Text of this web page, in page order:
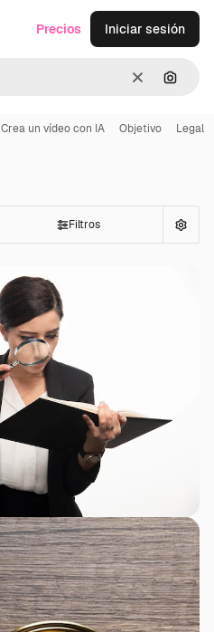
Borrar
Precios Iniciar sesión
Crea un vídeo con IA Objetivo Legal
Filtros